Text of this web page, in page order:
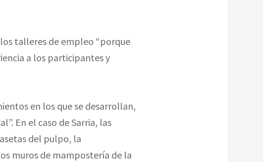
talleres de empleo “porque
a los participantes y
en los que se desarrollan,
En el caso de Sarria, las
del pulpo, la
muros de mampostería de la